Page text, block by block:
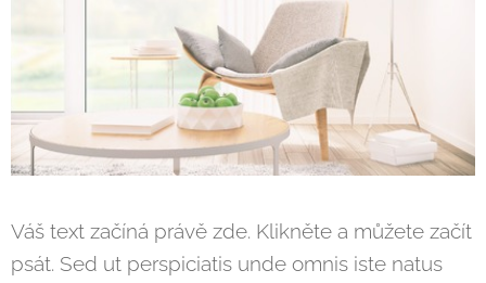
Váš text začíná právě zde. Klikněte a můžete začít
psát. Sed ut perspiciatis unde omnis iste natus